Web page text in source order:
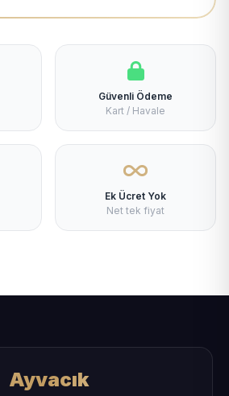
Güvenli Ödeme
Kart / Havale
Ek Ücret Yok
Net tek fiyat
Ayvacık